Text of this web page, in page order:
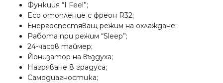
Функция “I Feel”;
Eco отопление с фреон R32;
Енергоспестяващ режим на охлаждане;
Работа при режим “Sleep”;
24-часов таймер;
Йонизатор на въздуха;
Нагряване 8 градуса;
Самодиагностика;